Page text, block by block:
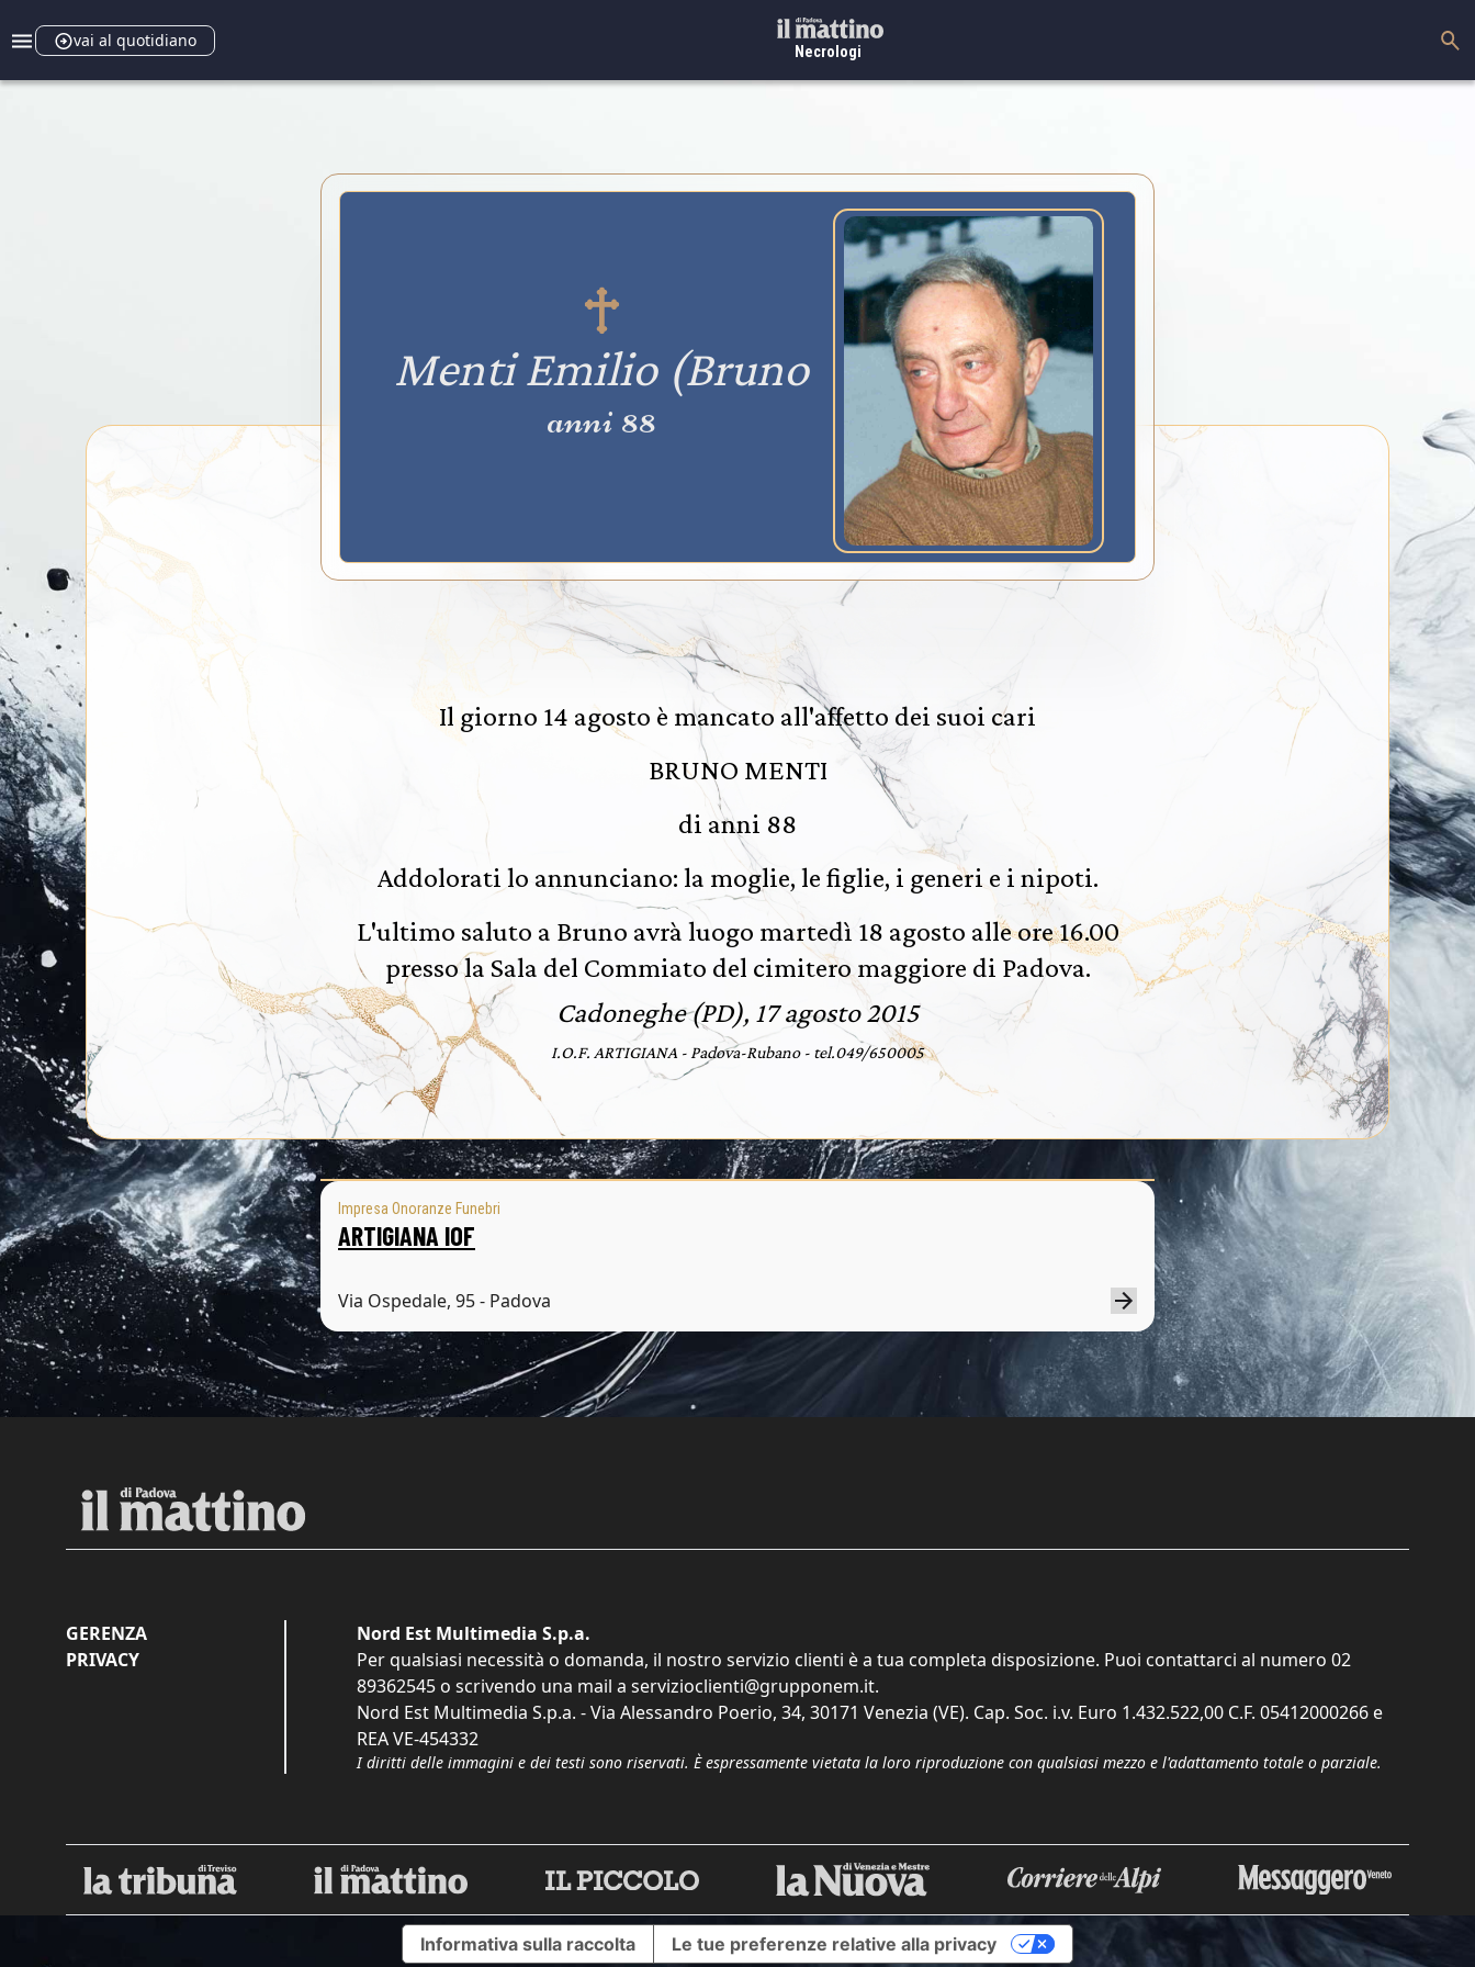
vai al quotidiano
Necrologi
Menti Emilio (Bruno
anni 88
Il giorno 14 agosto è mancato all'affetto dei suoi cari
BRUNO MENTI
di anni 88
Addolorati lo annunciano: la moglie, le figlie, i generi e i nipoti.
L'ultimo saluto a Bruno avrà luogo martedì 18 agosto alle ore 16.00
presso la Sala del Commiato del cimitero maggiore di Padova.
Cadoneghe (PD), 17 agosto 2015
I.O.F. ARTIGIANA - Padova-Rubano - tel.049/650005
Impresa Onoranze Funebri
ARTIGIANA IOF
Via Ospedale, 95 - Padova
GERENZA
PRIVACY
Nord Est Multimedia S.p.a.
Per qualsiasi necessità o domanda, il nostro servizio clienti è a tua completa disposizione. Puoi contattarci al numero 02
89362545 o scrivendo una mail a servizioclienti@grupponem.it.
Nord Est Multimedia S.p.a. - Via Alessandro Poerio, 34, 30171 Venezia (VE). Cap. Soc. i.v. Euro 1.432.522,00 C.F. 05412000266 e
REA VE-454332
I diritti delle immagini e dei testi sono riservati. È espressamente vietata la loro riproduzione con qualsiasi mezzo e l'adattamento totale o parziale.
Informativa sulla raccolta Le tue preferenze relative alla privacy